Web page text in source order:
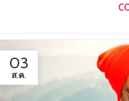
03
ส.ค.